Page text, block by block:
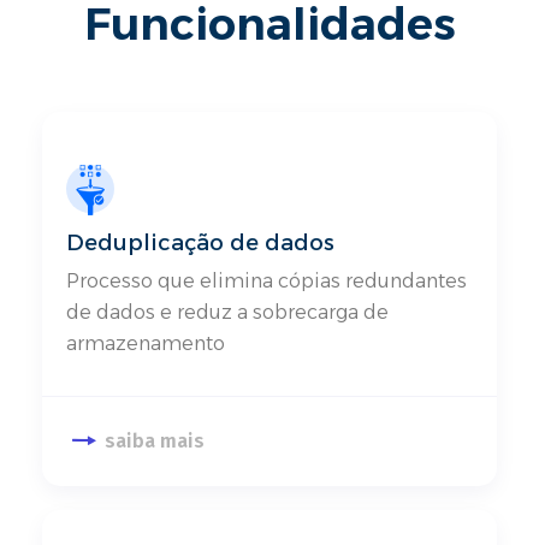
Funcionalidades​
Deduplicação de dados​
Processo que elimina cópias redundantes
de dados e reduz a sobrecarga de
armazenamento​
saiba mais